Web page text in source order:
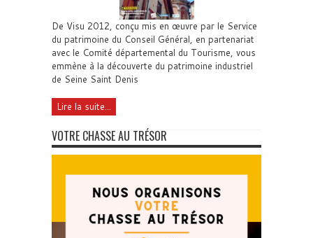
De Visu 2012, conçu mis en œuvre par le Service
du patrimoine du Conseil Général, en partenariat
avec le Comité départemental du Tourisme, vous
emmène à la découverte du patrimoine industriel
de Seine Saint Denis
Lire la suite...
VOTRE CHASSE AU TRÉSOR